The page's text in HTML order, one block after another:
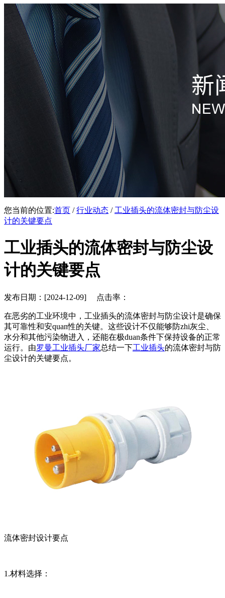
您当前的位置:首页 /行业动态 / 工业插头的流体密封与防尘设
计的关键要点
工业插头的流体密封与防尘设
计的关键要点
发布日期：[2024-12-09] 点击率：
在恶劣的工业环境中，工业插头的流体密封与防尘设计是确保
其可靠性和安quan性的关键。这些设计不仅能够防zhi灰尘、
水分和其他污染物进入，还能在极duan条件下保持设备的正常
运行。由罗曼工业插头厂家总结一下工业插头的流体密封与防
尘设计的关键要点。
流体密封设计要点
1.材料选择：